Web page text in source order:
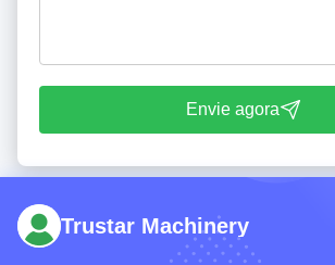
Envie agora
Trustar Machinery